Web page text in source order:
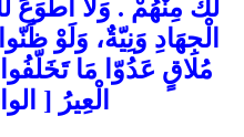
لَك مِنْهُمْ . وَلا أَطْوَعَ
الْجِهَادِ وَنِيّةٌ، وَلَوْ
مُلاقٍ عَدُوّا مَا
الْعِيرُ [